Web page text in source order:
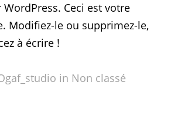
Ceci est votre
Modifiez-le ou supprimez-le,
à écrire !
in Non classé